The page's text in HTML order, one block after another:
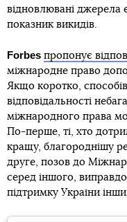
відновлювані джерела
показник викидів.
Forbes пропонує
міжнародне право
Якщо коротко,
відповідальності
міжнародного права
По-перше, ті, хто
кращу, благороднішу
друге, позов до
серед іншого,
підтримку України